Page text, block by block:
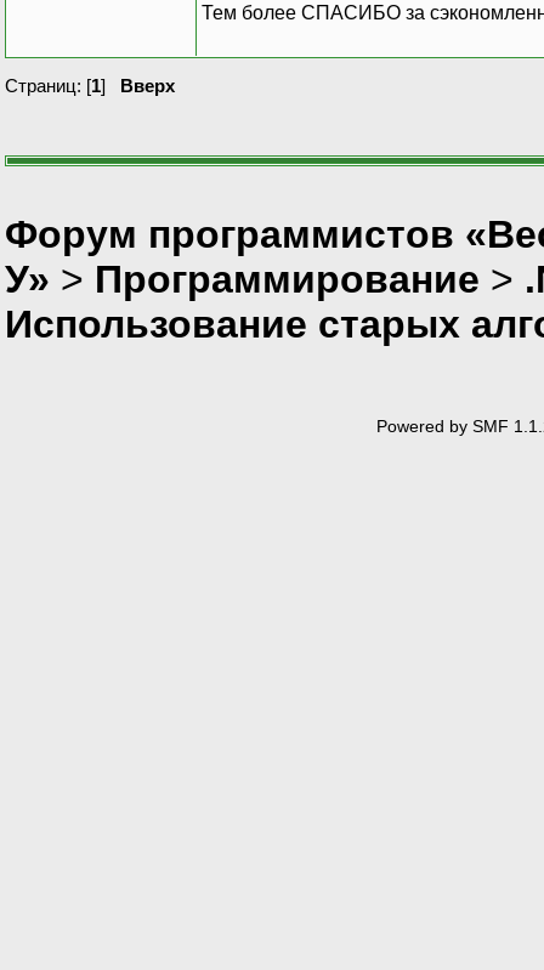
Тем более СПАСИБО за
Страниц: [1] Вверх
Форум программистов
У» > Программирование >
Использование старых
Powered by SMF